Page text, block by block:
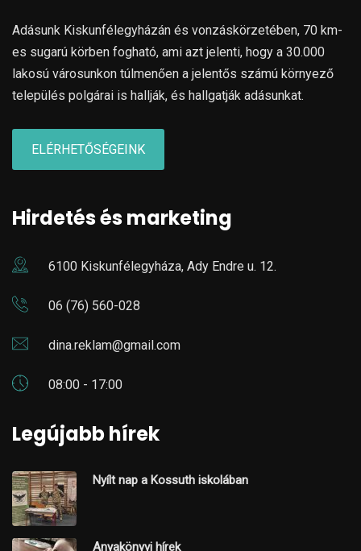
Adásunk Kiskunfélegyházán és vonzáskörzetében, 70 km-
es sugarú körben fogható, ami azt jelenti, hogy a 30.000
lakosú városunkon túlmenően a jelentős számú környező
település polgárai is hallják, és hallgatják adásunkat.
ELÉRHETŐSÉGEINK
Hirdetés és marketing
6100 Kiskunfélegyháza, Ady Endre u. 12.
06 (76) 560-028
dina.reklam@gmail.com
08:00 - 17:00
Legújabb hírek
Nyílt nap a Kossuth iskolában
Anyakönyvi hírek